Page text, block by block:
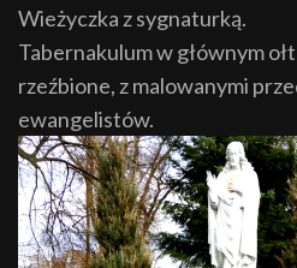
Wieżyczka z sygnaturką.
Tabernakulum w głównym
rzeźbione, z malowanymi
ewangelistów.